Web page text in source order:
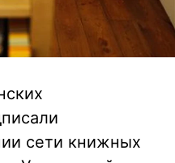
сети книжных